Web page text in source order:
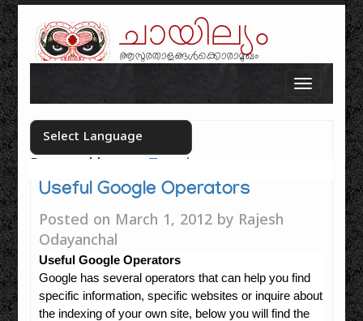
ചായില്യം
ആസുരതാളങ്ങൾക്കൊരാമുഖം
Skip to content
Toggle
Powered by Translate
Useful Google Operators
Posted on March 1, 2012 by Rajesh
Odayanchal
Useful Google Operators
Google has several operators that can help you find
specific information, specific websites or inquire about
the indexing of your own site, below you will find the